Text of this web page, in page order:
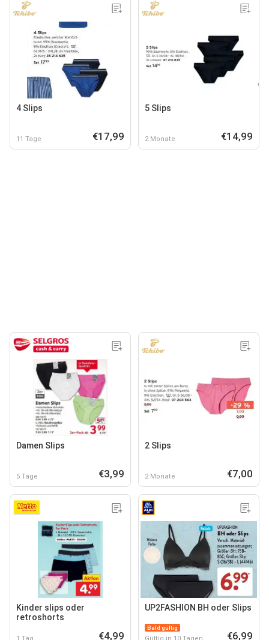
4 Slips
11 Tage €17,99
5 Slips
2 Monate €14,99
Damen Slips
5 Tage €3,99
2 Slips
2 Monate €7,00
Kinder slips oder
retroshorts
1 Tag €4,99
UP2FASHION BH oder Slips
Bald gültig
Gültig in 10 Tagen €6,99